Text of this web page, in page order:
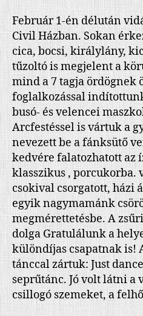
Február 1-én délután
Civil Házban. Sokan
cica, bocsi, királylány,
tűzoltó is megjelent a
mind a 7 tagja ördögnek
foglalkozással
busó- és velencei
Arcfestéssel is vártuk a
nevezett be a fánksütő
kedvére falatozhatott az
klasszikus , porcukorba.
csokival csorgatott, házi
egyik nagymamánk
megmérettetésbe. A
dolga Gratulálunk a
különdíjas csapatnak is!
tánccal zártuk: Just
seprűtánc. Jó volt látni a
csillogó szemeket, a